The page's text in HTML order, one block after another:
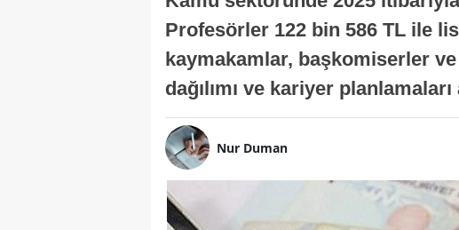
Profesörler 122 bin 586 TL ile
kaymakamlar, başkomiserler
dağılımı ve kariyer
Nur Duman